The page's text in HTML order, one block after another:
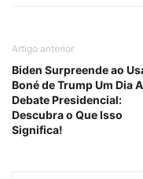
Artigo anterior
Biden Surpreende ao
Boné de Trump Um Dia
Debate Presidencial:
Descubra o Que Isso
Significa!